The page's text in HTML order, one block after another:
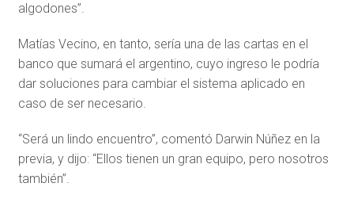
algodones”.
Matías Vecino, en tanto, sería una de las cartas en el
banco que sumará el argentino, cuyo ingreso le podría
dar soluciones para cambiar el sistema aplicado en
caso de ser necesario.
“Será un lindo encuentro”, comentó Darwin Núñez en la
previa, y dijo: “Ellos tienen un gran equipo, pero nosotros
también”.